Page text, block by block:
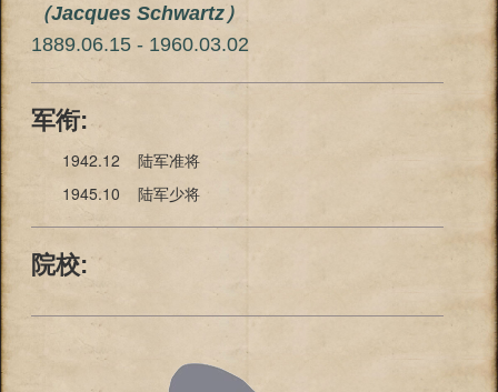
（Jacques Schwartz）
1889.06.15 - 1960.03.02
军衔:
1942.12 陆军准将
1945.10 陆军少将
院校: